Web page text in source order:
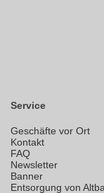
Service
Geschäfte vor Ort
Kontakt
FAQ
Newsletter
Banner
Entsorgung von